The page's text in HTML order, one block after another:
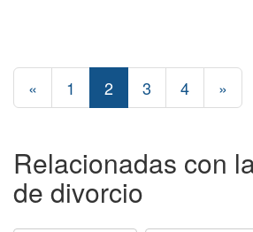
« 1 2 3 4 »
Relacionadas con
de divorcio